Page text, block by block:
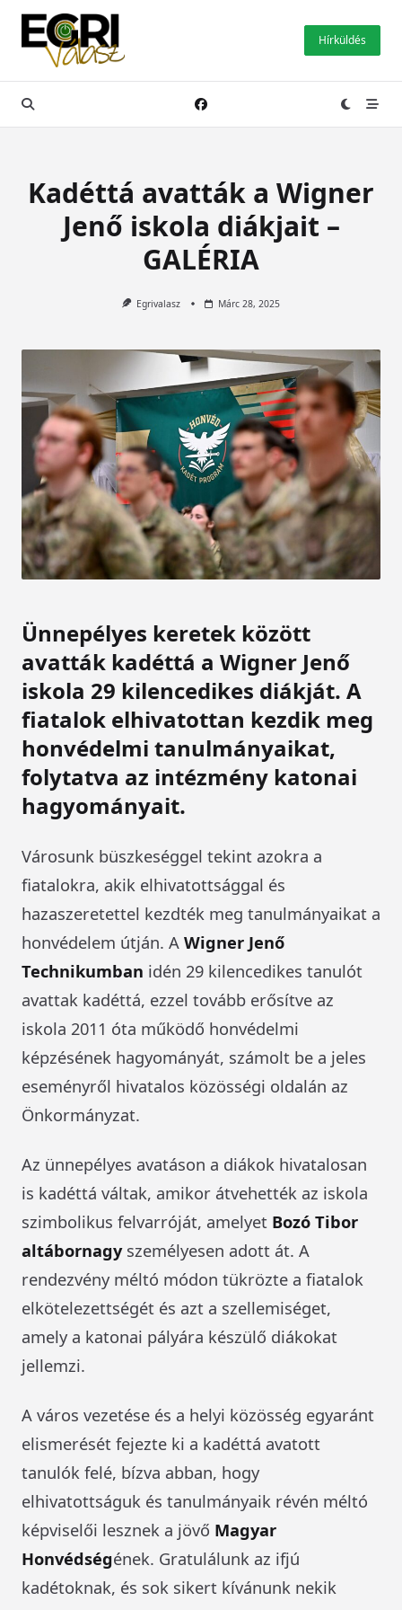
Skip
content
Hírküldés
Kadéttá avatták a Wigner
Jenő iskola diákjait –
GALÉRIA
Egrivalasz Márc 28, 2025
Ünnepélyes keretek között
avatták kadéttá a Wigner Jenő
iskola 29 kilencedikes diákját. A
fiatalok elhivatottan kezdik meg
honvédelmi tanulmányaikat,
folytatva az intézmény katonai
hagyományait.
Városunk büszkeséggel tekint azokra a
fiatalokra, akik elhivatottsággal és
hazaszeretettel kezdték meg tanulmányaikat a
honvédelem útján. A Wigner Jenő
Technikumban idén 29 kilencedikes tanulót
avattak kadéttá, ezzel tovább erősítve az
iskola 2011 óta működő honvédelmi
képzésének hagyományát, számolt be a jeles
eseményről hivatalos közösségi oldalán az
Önkormányzat.
Az ünnepélyes avatáson a diákok hivatalosan
is kadéttá váltak, amikor átvehették az iskola
szimbolikus felvarróját, amelyet Bozó Tibor
altábornagyszemélyesen adott át. A
rendezvény méltó módon tükrözte a fiatalok
elkötelezettségét és azt a szellemiséget,
amely a katonai pályára készülő diákokat
jellemzi.
A város vezetése és a helyi közösség egyaránt
elismerését fejezte ki a kadéttá avatott
tanulók felé, bízva abban, hogy
elhivatottságuk és tanulmányaik révén méltó
képviselői lesznek a jövő Magyar
Honvédségének. Gratulálunk az ifjú
kadétoknak, és sok sikert kívánunk nekik